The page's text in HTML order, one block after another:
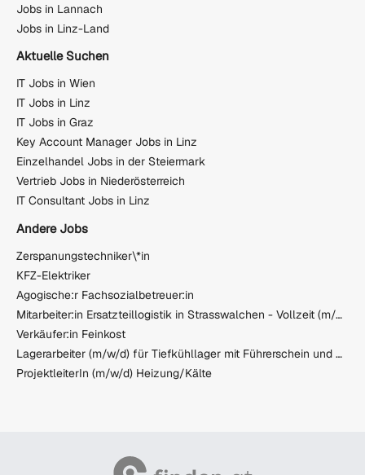
Jobs in Lannach
Jobs in Linz-Land
Aktuelle Suchen
IT Jobs in Wien
IT Jobs in Linz
IT Jobs in Graz
Key Account Manager Jobs in Linz
Einzelhandel Jobs in der Steiermark
Vertrieb Jobs in Niederösterreich
IT Consultant Jobs in Linz
Andere Jobs
Zerspanungstechniker\*in
KFZ-Elektriker
Agogische:r Fachsozialbetreuer:in
Mitarbeiter:in Ersatzteillogistik in Strasswalchen - Vollzeit (m/w/d)
Verkäufer:in Feinkost
Lagerarbeiter (m/w/d) für Tiefkühllager mit Führerschein und PKW
ProjektleiterIn (m/w/d) Heizung/Kälte